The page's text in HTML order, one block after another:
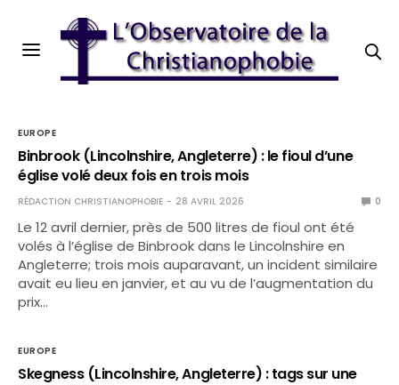
EUROPE
Binbrook (Lincolnshire, Angleterre) : le fioul d’une
église volé deux fois en trois mois
RÉDACTION CHRISTIANOPHOBIE 28 AVRIL 2026 0
Le 12 avril dernier, près de 500 litres de fioul ont été
volés à l’église de Binbrook dans le Lincolnshire en
Angleterre; trois mois auparavant, un incident similaire
avait eu lieu en janvier, et au vu de l’augmentation du
prix…
EUROPE
Skegness (Lincolnshire, Angleterre) : tags sur une